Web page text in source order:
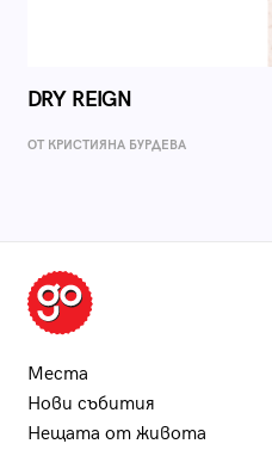
DRY REIGN
ОТ КРИСТИЯНА БУРДЕВА
Места
Нови събития
Нещата от живота